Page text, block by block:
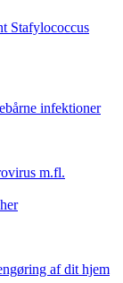
Stafylococcus
infektioner
m.fl.
af dit hjem